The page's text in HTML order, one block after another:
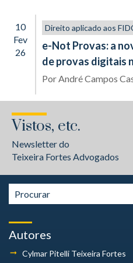
10
Fev
26
Direito aplicado aos
e-Not Provas: a
de provas digitais
PorAndré Campos
Vistos, etc.
Newsletter do
Teixeira Fortes Advogados
Autores
Cylmar Pitelli Teixeira Fortes